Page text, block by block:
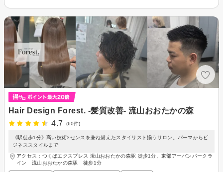
Hair Design Forest. -髪質改善- 流山おおたかの森
4.7
(60件)
《駅徒歩1分》高い技術×センスを兼ね備えたスタイリスト揃うサロン。パーマからビ
ジネススタイルまで
アクセス：つくばエクスプレス 流山おおたかの森駅 徒歩1分、東部アーバンパークラ
イン 流山おおたかの森駅 徒歩1分